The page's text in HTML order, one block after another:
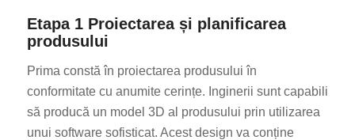
Etapa 1 Proiectarea și planificarea
produsului
Prima constă în proiectarea produsului în
conformitate cu anumite cerințe. Inginerii sunt capabili
să producă un model 3D al produsului prin utilizarea
unui software sofisticat. Acest design va conține